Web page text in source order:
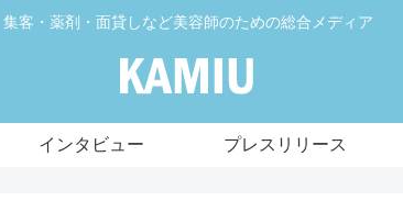
集客・薬剤・面貸しなど美容師のための総合メディア
インタビュー プレスリリース